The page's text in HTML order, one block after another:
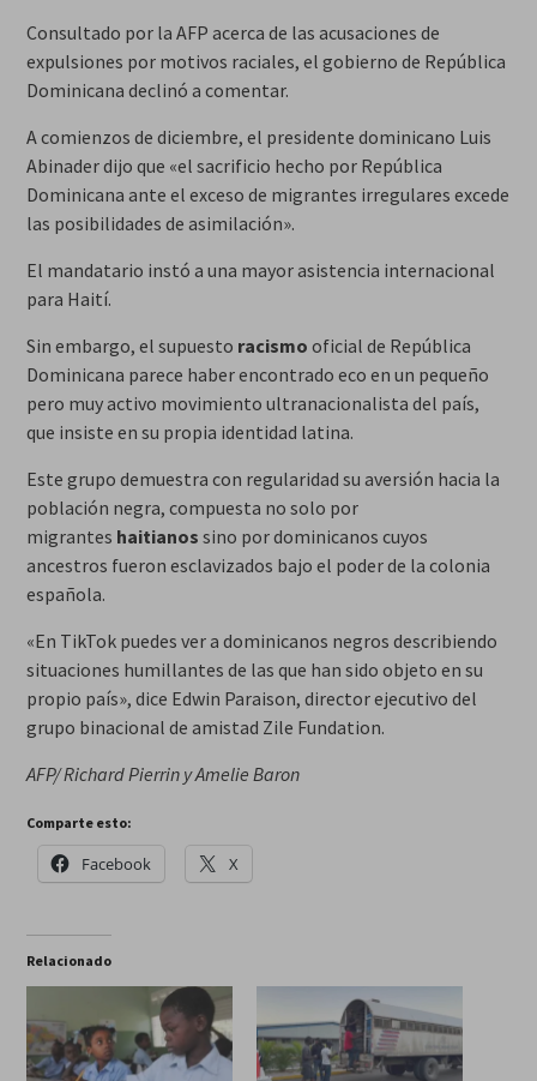
Consultado por la AFP acerca de las acusaciones de
expulsiones por motivos raciales, el gobierno de República
Dominicana declinó a comentar.
A comienzos de diciembre, el presidente dominicano Luis
Abinader dijo que «el sacrificio hecho por República
Dominicana ante el exceso de migrantes irregulares excede
las posibilidades de asimilación».
El mandatario instó a una mayor asistencia internacional
para Haití.
Sin embargo, el supuesto racismo oficial de República
Dominicana parece haber encontrado eco en un pequeño
pero muy activo movimiento ultranacionalista del país,
que insiste en su propia identidad latina.
Este grupo demuestra con regularidad su aversión hacia la
población negra, compuesta no solo por
migrantes haitianos sino por dominicanos cuyos
ancestros fueron esclavizados bajo el poder de la colonia
española.
«En TikTok puedes ver a dominicanos negros describiendo
situaciones humillantes de las que han sido objeto en su
propio país», dice Edwin Paraison, director ejecutivo del
grupo binacional de amistad Zile Fundation.
AFP/ Richard Pierrin y Amelie Baron
Comparte esto:
Facebook X
Relacionado